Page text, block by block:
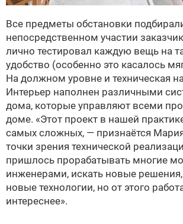
Все предметы обстановки
непосредственном участии
лично тестировал каждую вещь на
удобство (особенно это касалось
На должном уровне и техническая
Интерьер наполнен различными
дома, которые управляют всеми
доме. «Этот проект в нашей
самых сложных, — признаётся
точки зрения технической
пришлось прорабатывать многие
инженерами, искать новые
новые технологии, но от этого
интереснее».